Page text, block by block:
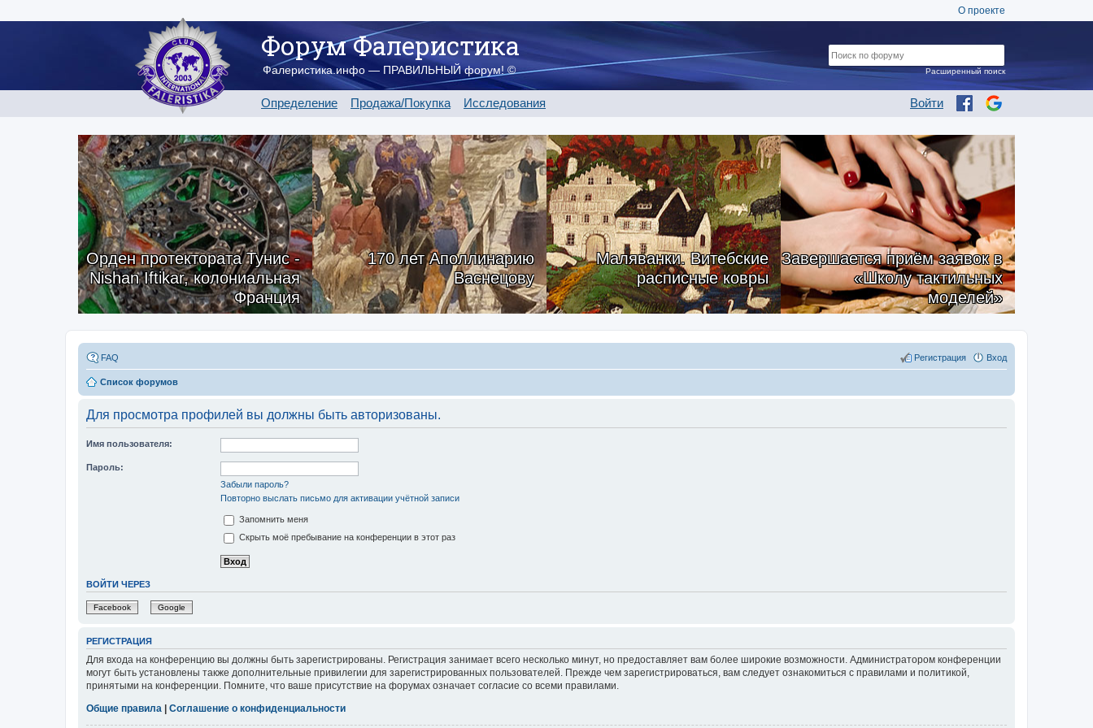
О проекте
Форум Фалеристика
Фалеристика.инфо — ПРАВИЛЬНЫЙ форум! ©
Определение Продажа/Покупка Исследования Войти
Расширенный поиск
Орден протектората Тунис -
Nishan Iftikar, колониальная
Франция
170 лет Аполлинарию
Васнецову
Маляванки. Витебские
расписные ковры
Завершается приём заявок в
«Школу тактильных
моделей»
FAQ Вход
Регистрация
Список форумов
Для просмотра профилей вы должны быть авторизованы.
Имя пользователя:
Пароль:
Забыли пароль?
Повторно выслать письмо для активации учётной записи
Запомнить меня
Скрыть моё пребывание на конференции в этот раз
ВОЙТИ ЧЕРЕЗ
Facebook Google
РЕГИСТРАЦИЯ
Для входа на конференцию вы должны быть зарегистрированы. Регистрация занимает всего несколько минут, но предоставляет вам более широкие возможности. Администратором конференции
могут быть установлены также дополнительные привилегии для зарегистрированных пользователей. Прежде чем зарегистрироваться, вам следует ознакомиться с правилами и политикой,
принятыми на конференции. Помните, что ваше присутствие на форумах означает согласие со всеми правилами.
Общие правила
Соглашение о конфиденциальности